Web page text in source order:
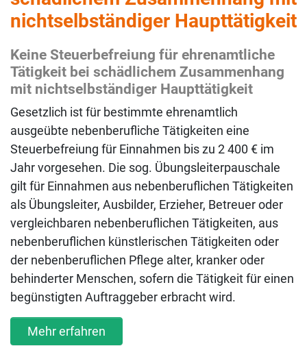
nichtselbständiger Haupttätigkeit
Keine Steuerbefreiung für ehrenamtliche
Tätigkeit bei schädlichem Zusammenhang
mit nichtselbständiger Haupttätigkeit
Gesetzlich ist für bestimmte ehrenamtlich
ausgeübte nebenberufliche Tätigkeiten eine
Steuerbefreiung für Einnahmen bis zu 2 400 € im
Jahr vorgesehen. Die sog. Übungsleiterpauschale
gilt für Einnahmen aus nebenberuflichen Tätigkeiten
als Übungsleiter, Ausbilder, Erzieher, Betreuer oder
vergleichbaren nebenberuflichen Tätigkeiten, aus
nebenberuflichen künstlerischen Tätigkeiten oder
der nebenberuflichen Pflege alter, kranker oder
behinderter Menschen, sofern die Tätigkeit für einen
begünstigten Auftraggeber erbracht wird.
Mehr erfahren